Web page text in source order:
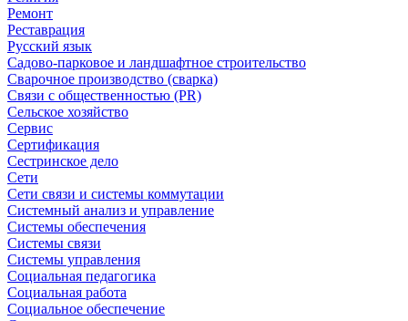
Ремонт
Реставрация
Русский язык
Садово-парковое и ландшафтное строительство
Сварочное производство (сварка)
Связи с общественностью (PR)
Сельское хозяйство
Сервис
Сертификация
Сестринское дело
Сети
Сети связи и системы коммутации
Системный анализ и управление
Системы обеспечения
Системы связи
Системы управления
Социальная педагогика
Социальная работа
Социальное обеспечение